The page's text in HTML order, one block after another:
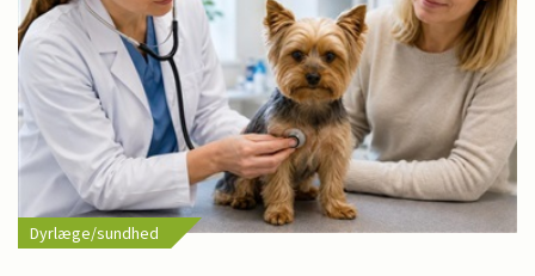
Dyrlæge/sundhed